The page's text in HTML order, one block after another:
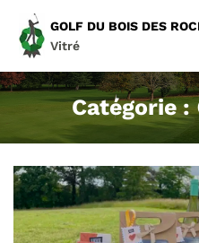
GOLF DU BOIS DES
Vitré
Catégorie :